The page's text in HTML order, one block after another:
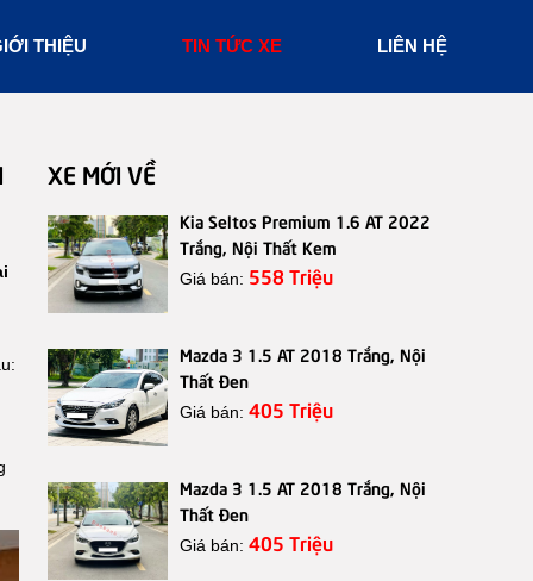
THIỆU TIN TỨC XE LIÊN HỆ
XE MỚI VỀ
Kia Seltos Premium 1.6 AT 2022
Trắng, Nội Thất Kem
Giá bán: 558 Triệu
Mazda 3 1.5 AT 2018 Trắng, Nội
Thất Đen
Giá bán: 405 Triệu
Mazda 3 1.5 AT 2018 Trắng, Nội
Thất Đen
Giá bán: 405 Triệu